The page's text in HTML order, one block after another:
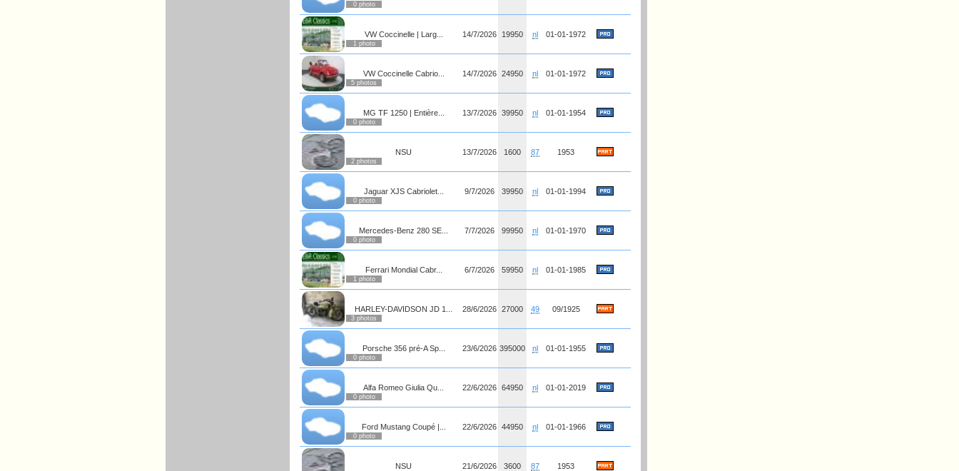
0 photo
VW Coccinelle | Larg...
1 photo
14/7/2026 19950 nl 01-01-1972
VW Coccinelle Cabrio...
5 photos
14/7/2026 24950 nl 01-01-1972
MG TF 1250 | Entière...
0 photo
13/7/2026 39950 nl 01-01-1954
NSU
2 photos
13/7/2026 1600 87 1953
Jaguar XJS Cabriolet...
0 photo
9/7/2026 39950 nl 01-01-1994
Mercedes-Benz 280 SE...
0 photo
7/7/2026 99950 nl 01-01-1970
Ferrari Mondial Cabr...
1 photo
6/7/2026 59950 nl 01-01-1985
HARLEY-DAVIDSON JD 1...
3 photos
28/6/2026 27000 49 09/1925
Porsche 356 pré-A Sp...
0 photo
23/6/2026 395000 nl 01-01-1955
Alfa Romeo Giulia Qu...
0 photo
22/6/2026 64950 nl 01-01-2019
Ford Mustang Coupé |...
0 photo
22/6/2026 44950 nl 01-01-1966
NSU 21/6/2026 3600 87 1953